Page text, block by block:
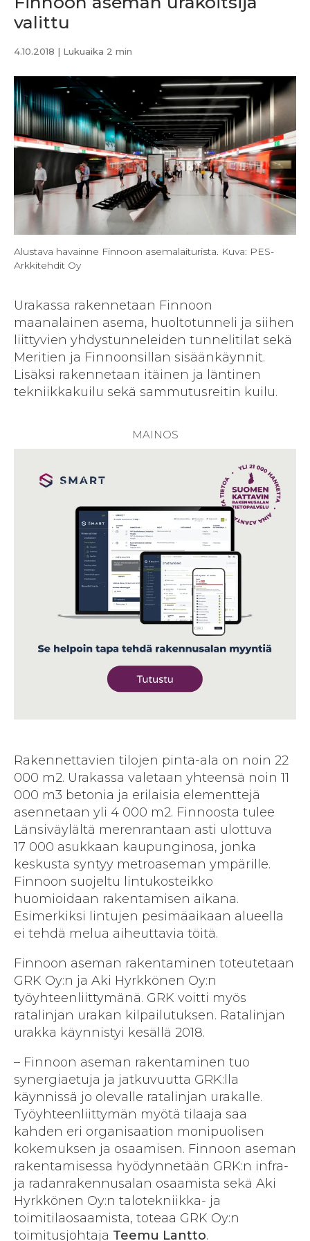
valittu
4.10.2018 | Lukuaika 2 min
Alustava havainne Finnoon asemalaiturista. Kuva: PES-
Arkkitehdit Oy
Urakassa rakennetaan Finnoon
maanalainen asema, huoltotunneli ja siihen
liittyvien yhdystunneleiden tunnelitilat sekä
Meritien ja Finnoonsillan sisäänkäynnit.
Lisäksi rakennetaan itäinen ja läntinen
tekniikkakuilu sekä sammutusreitin kuilu.
Rakennettavien tilojen pinta-ala on noin 22
000 m2. Urakassa valetaan yhteensä noin 11
000 m3 betonia ja erilaisia elementtejä
asennetaan yli 4 000 m2. Finnoosta tulee
Länsiväylältä merenrantaan asti ulottuva
17 000 asukkaan kaupunginosa, jonka
keskusta syntyy metroaseman ympärille.
Finnoon suojeltu lintukosteikko
huomioidaan rakentamisen aikana.
Esimerkiksi lintujen pesimäaikaan alueella
ei tehdä melua aiheuttavia töitä.
Finnoon aseman rakentaminen toteutetaan
GRK Oy:n ja Aki Hyrkkönen Oy:n
työyhteenliittymänä. GRK voitti myös
ratalinjan urakan kilpailutuksen. Ratalinjan
urakka käynnistyi kesällä 2018.
– Finnoon aseman rakentaminen tuo
synergiaetuja ja jatkuvuutta GRK:lla
käynnissä jo olevalle ratalinjan urakalle.
Työyhteenliittymän myötä tilaaja saa
kahden eri organisaation monipuolisen
kokemuksen ja osaamisen. Finnoon aseman
rakentamisessa hyödynnetään GRK:n infra-
ja radanrakennusalan osaamista sekä Aki
Hyrkkönen Oy:n talotekniikka- ja
toimitilaosaamista, toteaa GRK Oy:n
toimitusjohtaja Teemu Lantto.